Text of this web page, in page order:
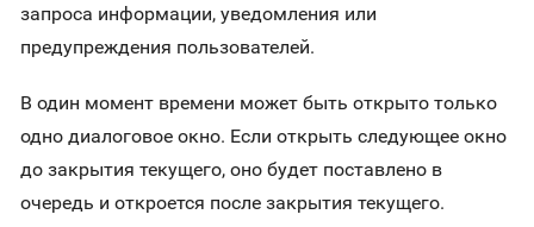
запроса информации, уведомления или
предупреждения пользователей.
В один момент времени может быть открыто только
одно диалоговое окно. Если открыть следующее окно
до закрытия текущего, оно будет поставлено в
очередь и откроется после закрытия текущего.